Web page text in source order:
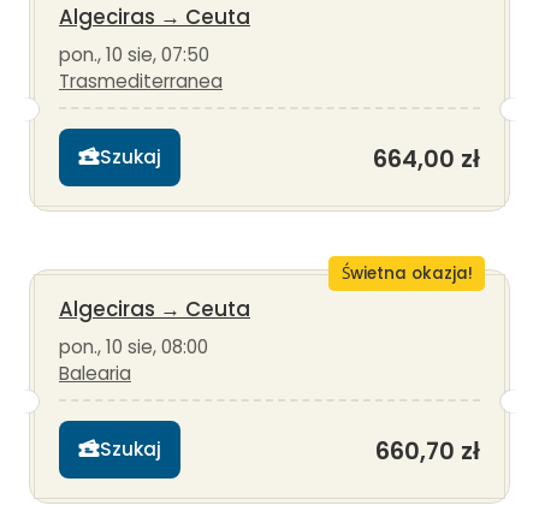
Algeciras → Ceuta
pon., 10 sie, 07:50
Trasmediterranea
Szukaj 664,00 zł
Świetna okazja!
Algeciras → Ceuta
pon., 10 sie, 08:00
Balearia
Szukaj 660,70 zł